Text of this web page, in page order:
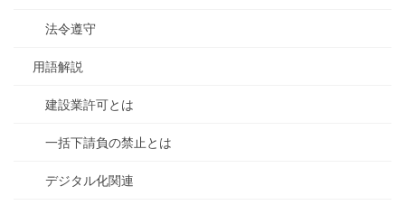
法令遵守
用語解説
建設業許可とは
一括下請負の禁止とは
デジタル化関連